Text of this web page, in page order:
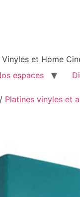
et Home
espaces
/ Platines vinyles et